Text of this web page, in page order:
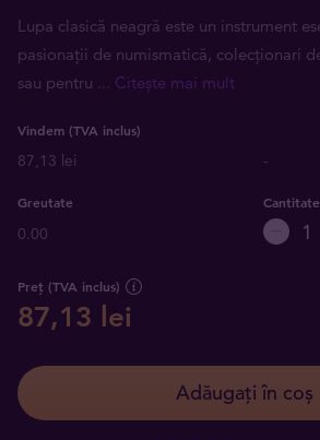
Lupa clasică neagră este un instrument
pasionații de numismatică, colecționari
sau pentru ... Citește mai mult
Vindem (TVA inclus)
87,13 lei -
Greutate
0.00
Cantitate
Preț (TVA inclus)
87,13 lei
Adăugați în coș